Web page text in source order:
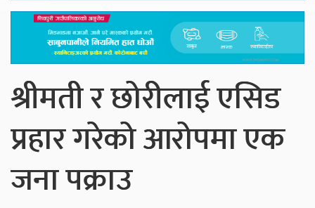
श्रीमती र छोरीलाई एसिड
प्रहार गरेको आरोपमा एक
जना पक्राउ